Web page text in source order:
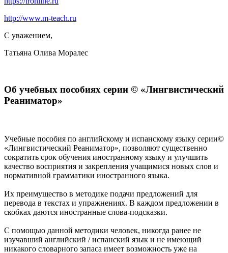
http://www.m-teach.ru
С уважением,
Татьяна Олива Моралес
Об учебных пособиях серии © «Лингвистический
Реаниматор»
Учебные пособия по английскому и испанскому языку серии©
«Лингвистический Реаниматор», позволяют существенно
сократить срок обучения иностранному языку и улучшить
качество восприятия и закрепления учащимися новых слов и
нормативной грамматики иностранного языка.
Их преимущество в методике подачи предложений для
перевода в текстах и упражнениях. В каждом предложении в
скобках даются иностранные слова-подсказки.
С помощью данной методики человек, никогда ранее не
изучавший английский / испанский язык и не имеющий
никакого словарного запаса имеет возможность уже на